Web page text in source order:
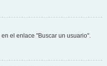
el enlace "Buscar un usuario".